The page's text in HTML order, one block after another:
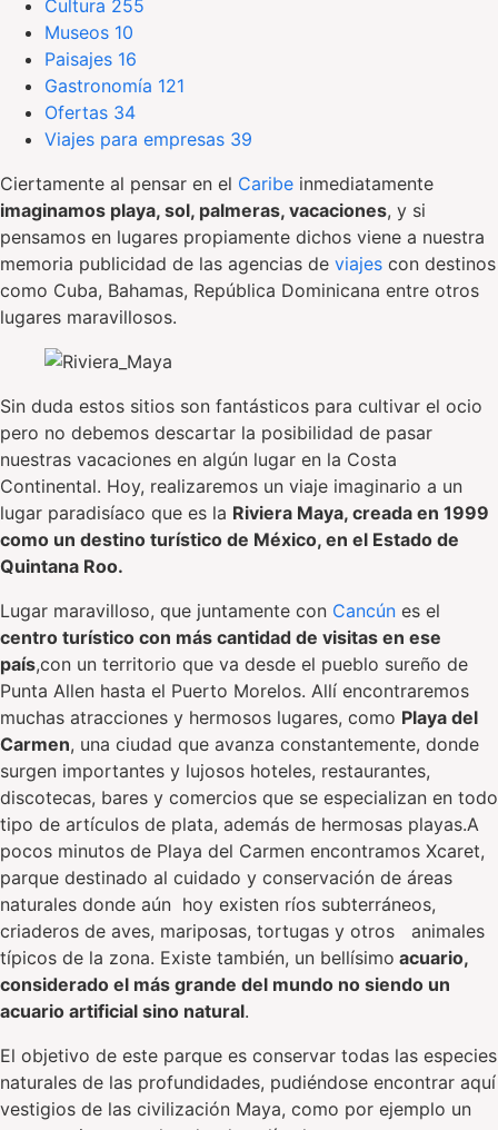
Cultura 255
Museos 10
Paisajes 16
Gastronomía 121
Ofertas 34
Viajes para empresas 39
Ciertamente al pensar en el Caribe inmediatamente
imaginamos playa, sol, palmeras, vacaciones, y si
pensamos en lugares propiamente dichos viene a nuestra
memoria publicidad de las agencias de viajes con destinos
como Cuba, Bahamas, República Dominicana entre otros
lugares maravillosos.
Sin duda estos sitios son fantásticos para cultivar el ocio
pero no debemos descartar la posibilidad de pasar
nuestras vacaciones en algún lugar en la Costa
Continental. Hoy, realizaremos un viaje imaginario a un
lugar paradisíaco que es la Riviera Maya, creada en 1999
como un destino turístico de México, en el Estado de
Quintana Roo.
Lugar maravilloso, que juntamente con Cancún es el
centro turístico con más cantidad de visitas en ese
país,con un territorio que va desde el pueblo sureño de
Punta Allen hasta el Puerto Morelos. Allí encontraremos
muchas atracciones y hermosos lugares, como Playa del
Carmen, una ciudad que avanza constantemente, donde
surgen importantes y lujosos hoteles, restaurantes,
discotecas, bares y comercios que se especializan en todo
tipo de artículos de plata, además de hermosas playas.A
pocos minutos de Playa del Carmen encontramos Xcaret,
parque destinado al cuidado y conservación de áreas
naturales donde aún hoy existen ríos subterráneos,
criaderos de aves, mariposas, tortugas y otros animales
típicos de la zona. Existe también, un bellísimo acuario,
considerado el más grande del mundo no siendo un
acuario artificial sino natural.
El objetivo de este parque es conservar todas las especies
naturales de las profundidades, pudiéndose encontrar aquí
vestigios de las civilización Maya, como por ejemplo un